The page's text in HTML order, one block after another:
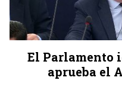
El Parlamento
aprueba el